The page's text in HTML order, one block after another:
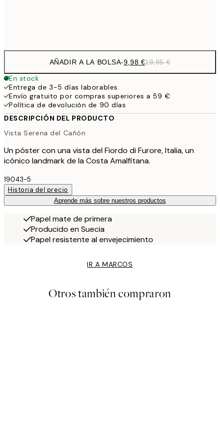
AÑADIR A LA BOLSA-9,98 €19,95 €
En stock
Entrega de 3-5 días laborables
Envío gratuito por compras superiores a 59 €
Política de devolución de 90 días
DESCRIPCIÓN DEL PRODUCTO
Vista Serena del Cañón
Un póster con una vista del Fiordo di Furore, Italia, un
icónico landmark de la Costa Amalfitana.
19043-5
Historia del precio
Aprende más sobre nuestros productos
Papel mate de primera
Producido en Suecia
Papel resistente al envejecimiento
IR A MARCOS
Otros también compraron